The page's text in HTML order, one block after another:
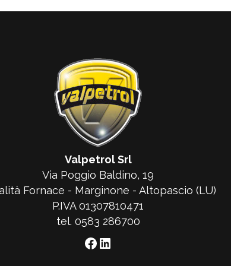
Valpetrol Srl
Via Poggio Baldino, 19
Fornace - Marginone - Altopascio (LU)
P.IVA 01307810471
tel. 0583 286700
Facebook
LinkedIn